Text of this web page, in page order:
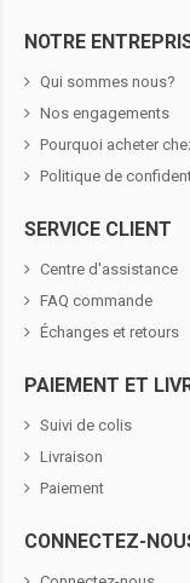
NOTRE
Qui sommes nous?
Nos engagements
Pourquoi acheter
Politique de
SERVICE CLIENT
Centre d'assistance
FAQ commande
Échanges et retours
PAIEMENT ET
Suivi de colis
Livraison
Paiement
CONNECTEZ-